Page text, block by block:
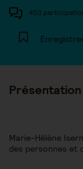
453
Présentation
Marie-Hélène
des personnes et